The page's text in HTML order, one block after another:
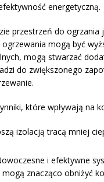
energetyczną.
przestrzeń do
mogą być
mogą stwarzać
do zwiększonego
które wpływają na
izolacją tracą mniej
i efektywne
znacząco obniżyć